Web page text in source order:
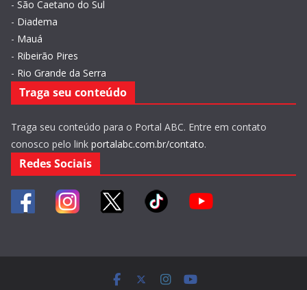
- São Caetano do Sul
- Diadema
- Mauá
- Ribeirão Pires
- Rio Grande da Serra
Traga seu conteúdo
Traga seu conteúdo para o Portal ABC. Entre em contato
conosco pelo link portalabc.com.br/contato.
Redes Sociais